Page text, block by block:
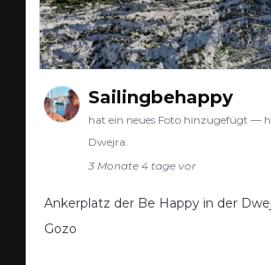
Sailingbehappy
hat ein neues Foto hinzugefügt —
Dwejra.
3 Monate 4 tage vor
Ankerplatz der Be Happy in der
Gozo